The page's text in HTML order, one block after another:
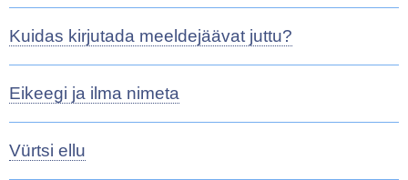
Kuidas kirjutada meeldejäävat juttu?
Eikeegi ja ilma nimeta
Vürtsi ellu